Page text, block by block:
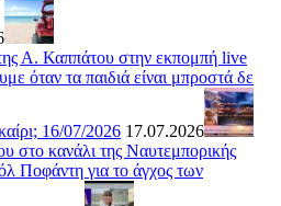
Α. Καππάτου στην εκπομπή live
όταν τα παιδιά είναι μπροστά δε
16/07/2026 17.07.2026
στο κανάλι της Ναυτεμπορικής
Ποφάντη για το άγχος των